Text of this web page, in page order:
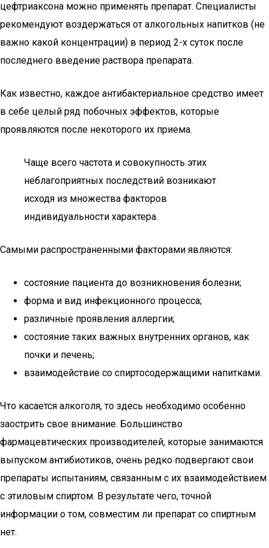
цефтриаксона можно применять препарат. Специалисты
рекомендуют воздержаться от алкогольных напитков (не
важно какой концентрации) в период 2-х суток после
последнего введение раствора препарата.
Как известно, каждое антибактериальное средство имеет
в себе целый ряд побочных эффектов, которые
проявляются после некоторого их приема.
Чаще всего частота и совокупность этих
неблагоприятных последствий возникают
исходя из множества факторов
индивидуальности характера.
Самыми распространенными факторами являются:
состояние пациента до возникновения болезни;
форма и вид инфекционного процесса;
различные проявления аллергии;
состояние таких важных внутренних органов, как
почки и печень;
взаимодействие со спиртосодержащими напитками.
Что касается алкоголя, то здесь необходимо особенно
заострить свое внимание. Большинство
фармацевтических производителей, которые занимаются
выпуском антибиотиков, очень редко подвергают свои
препараты испытаниям, связанным с их взаимодействием
с этиловым спиртом. В результате чего, точной
информации о том, совместим ли препарат со спиртным
нет.